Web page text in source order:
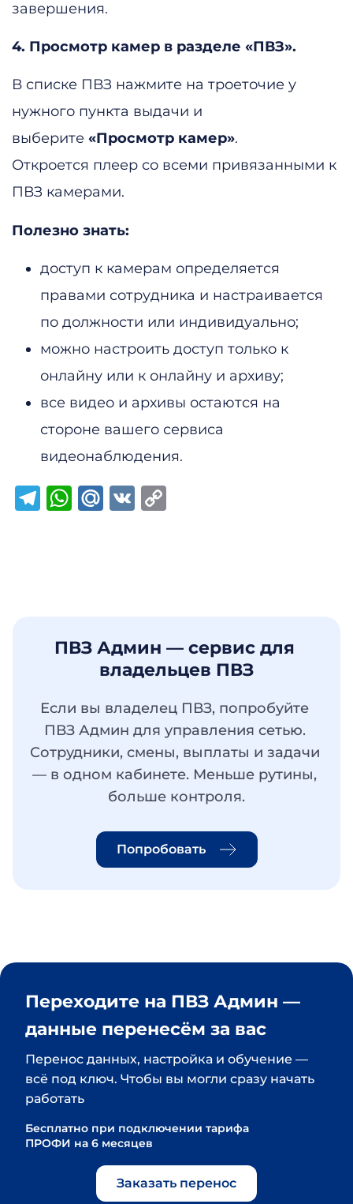
завершения.
4. Просмотр камер в разделе «ПВЗ».
В списке ПВЗ нажмите на троеточие у
нужного пункта выдачи и
выберите «Просмотр камер».
Откроется плеер со всеми привязанными к
ПВЗ камерами.
Полезно знать:
доступ к камерам определяется
правами сотрудника и настраивается
по должности или индивидуально;
можно настроить доступ только к
онлайну или к онлайну и архиву;
все видео и архивы остаются на
стороне вашего сервиса
видеонаблюдения.
Telegram
WhatsApp
Mail.Ru
VK
ПВЗ Админ — сервис для
владельцев ПВЗ
Если вы владелец ПВЗ, попробуйте
ПВЗ Админ для управления сетью.
Сотрудники, смены, выплаты и задачи
— в одном кабинете. Меньше рутины,
больше контроля.
Попробовать
Переходите на ПВЗ Админ —
данные перенесём за вас
Перенос данных, настройка и обучение —
всё под ключ. Чтобы вы могли сразу начать
работать
Бесплатно при подключении тарифа
ПРОФИ на 6 месяцев
Заказать перенос